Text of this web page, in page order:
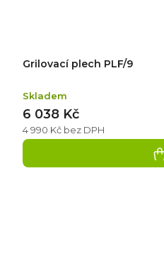
Grilovací plech PLF/9
Skladem
4 990 Kč bez DPH
6 038 Kč